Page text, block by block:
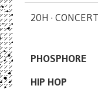
20H ·
PHOSPHORE
HIP HOP